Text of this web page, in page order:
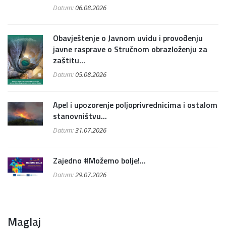
Datum:06.08.2026
Obavještenje o Javnom uvidu i provođenju
javne rasprave o Stručnom obrazloženju za
zaštitu...
Datum:05.08.2026
Apel i upozorenje poljoprivrednicima i ostalom
stanovništvu...
Datum:31.07.2026
Zajedno #Možemo bolje!...
Datum:29.07.2026
Maglaj